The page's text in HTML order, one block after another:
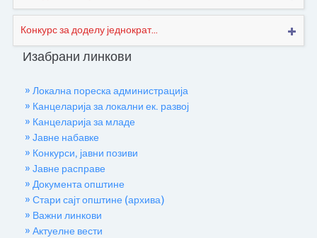
Конкурс за доделу једнократ...
Изабрани линкови
» Локална пореска администрација
» Канцеларија за локални ек. развој
» Канцеларија за младе
» Јавне набавке
» Конкурси, јавни позиви
» Јавне расправе
» Документа општине
» Стари сајт општине (архива)
» Важни линкови
» Актуелне вести